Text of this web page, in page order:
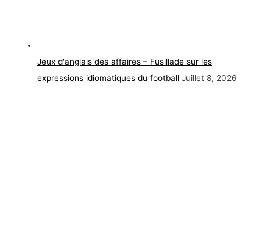
Jeux d'anglais des affaires – Fusillade sur les
expressions idiomatiques du football Juillet 8, 2026